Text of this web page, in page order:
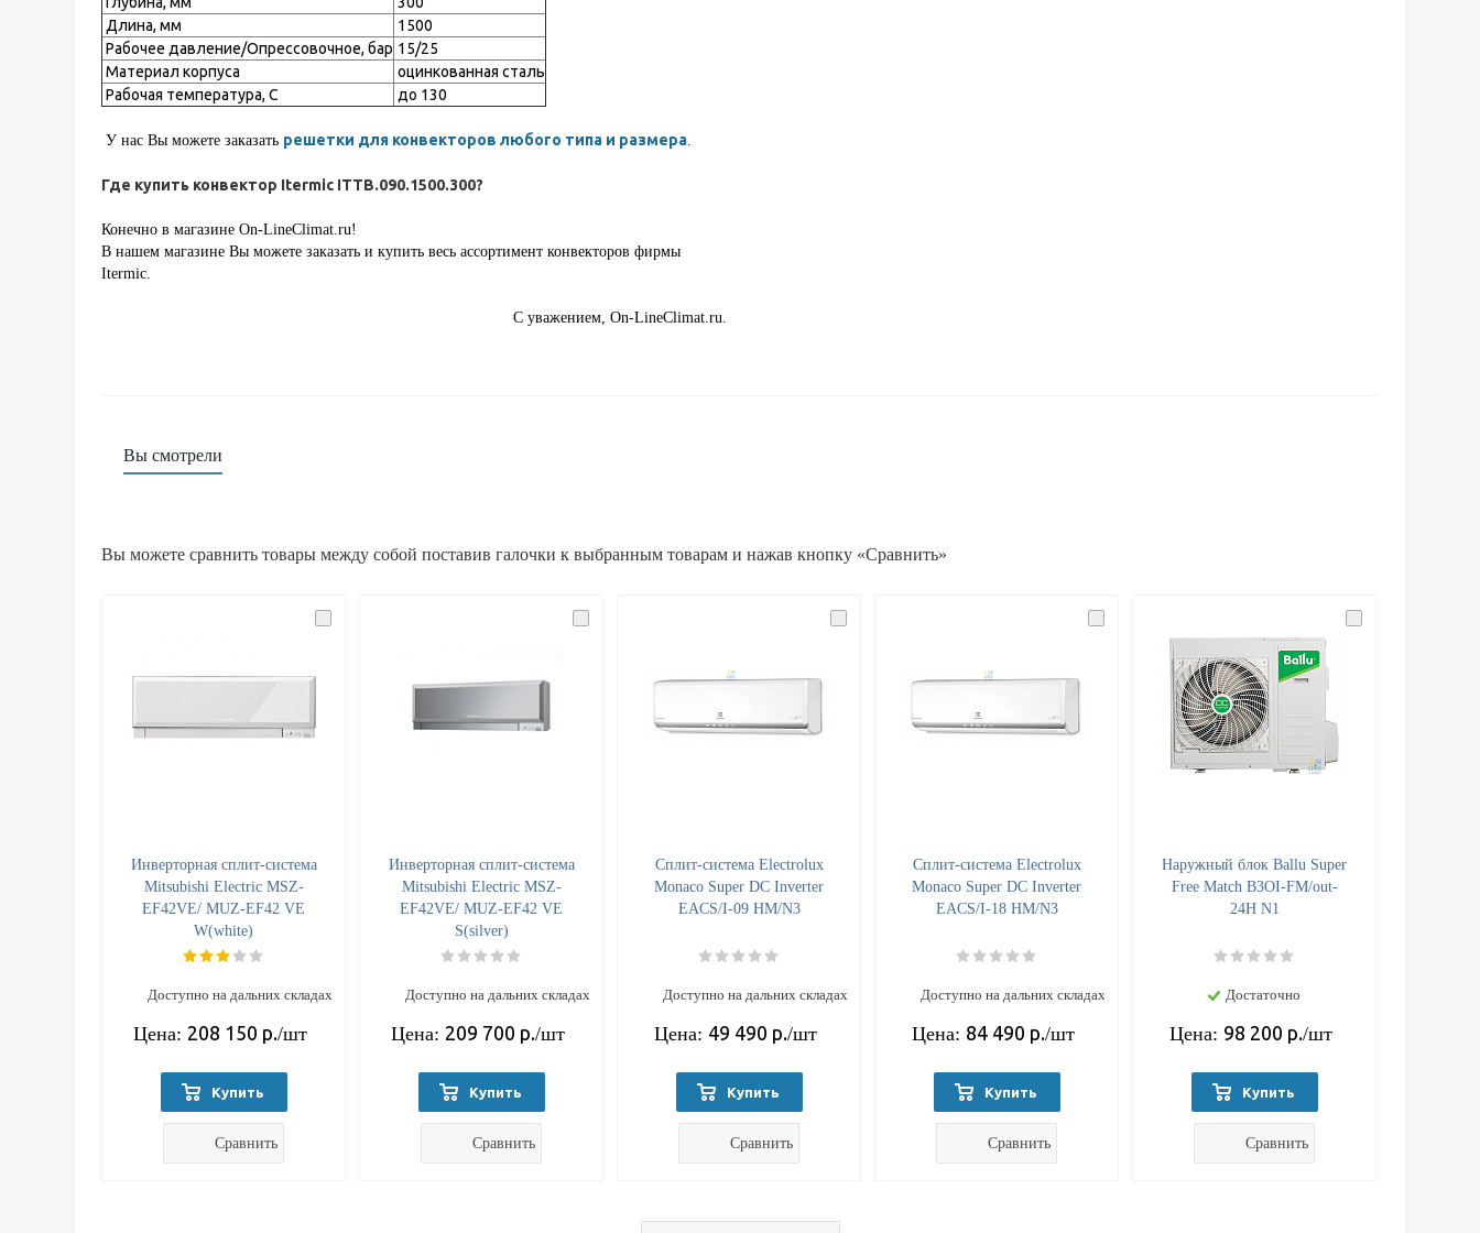
Длина, мм
1500
Рабочее давление/Опрессовочное, бар 15/25
Материал корпуса
оцинкованная сталь
Рабочая температура, С
до 130
У нас Вы можете заказать решетки для конвекторов любого типа и размера.
Где купить конвектор Itermic ITTB.090.1500.300?
Конечно в магазине On-LineClimat.ru!
В нашем магазине Вы можете заказать и купить весь ассортимент конвекторов фирмы
Itermic.
С уважением, On-LineClimat.ru.
Вы смотрели
Вы можете сравнить товары между собой поставив галочки к выбранным товарам и нажав кнопку «Сравнить»
Инверторная сплит-система
Mitsubishi Electric MSZ-
EF42VE/ MUZ-EF42 VE
W(white)
Доступно на дальних складах
Цена: 208 150 р./шт
Купить
Сравнить
Инверторная сплит-система
Mitsubishi Electric MSZ-
EF42VE/ MUZ-EF42 VE
S(silver)
Доступно на дальних складах
Цена: 209 700 р./шт
Купить
Сравнить
Cплит-система Electrolux
Monaco Super DC Inverter
EACS/I-09 HM/N3
Доступно на дальних складах
Цена: 49 490 р./шт
Купить
Сравнить
Cплит-система Electrolux
Monaco Super DC Inverter
EACS/I-18 HM/N3
Доступно на дальних складах
Цена: 84 490 р./шт
Купить
Сравнить
Наружный блок Ballu Super
Free Match B3OI-FM/out-
24H N1
Достаточно
Цена: 98 200 р./шт
Купить
Сравнить